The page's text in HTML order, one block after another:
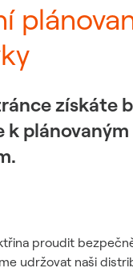
získáte
k plánovaným
proudit
udržovat naši